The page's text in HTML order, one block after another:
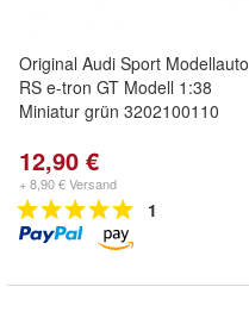
Original Audi Sport Modellauto
RS e-tron GT Modell 1:38
Miniatur grün 3202100110
12,90 €
+ 8,90 € Versand
1